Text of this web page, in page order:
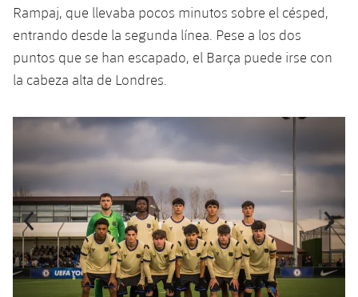
Jugadores
Calendario
Fotos
Noticias
Voleibol masculino
Apúntate a las amateurs
plusicon
más
Apúntate a las amateurs
PLUSICON
MÁS
VALORANT Rising
VALORANT Game Changers
eFootball
Rampaj, que llevaba pocos minutos sobre el césped,
entrando desde la segunda línea. Pese a los dos
puntos que se han escapado, el Barça puede irse con
la cabeza alta de Londres.
Anterior
label.aria.chevronleft